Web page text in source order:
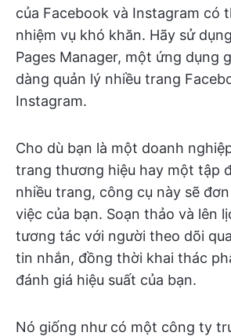
của Facebook và Instagram có
nhiệm vụ khó khăn. Hãy sử
Pages Manager, một ứng dụng
dàng quản lý nhiều trang
Instagram.
Cho dù bạn là một doanh
trang thương hiệu hay một tập
nhiều trang, công cụ này sẽ
việc của bạn. Soạn thảo và lên
tương tác với người theo dõi
tin nhắn, đồng thời khai thác
đánh giá hiệu suất của bạn.
Nó giống như có một công ty